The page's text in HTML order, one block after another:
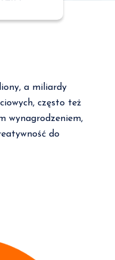
a miliardy
często też
wynagrodzeniem,
do